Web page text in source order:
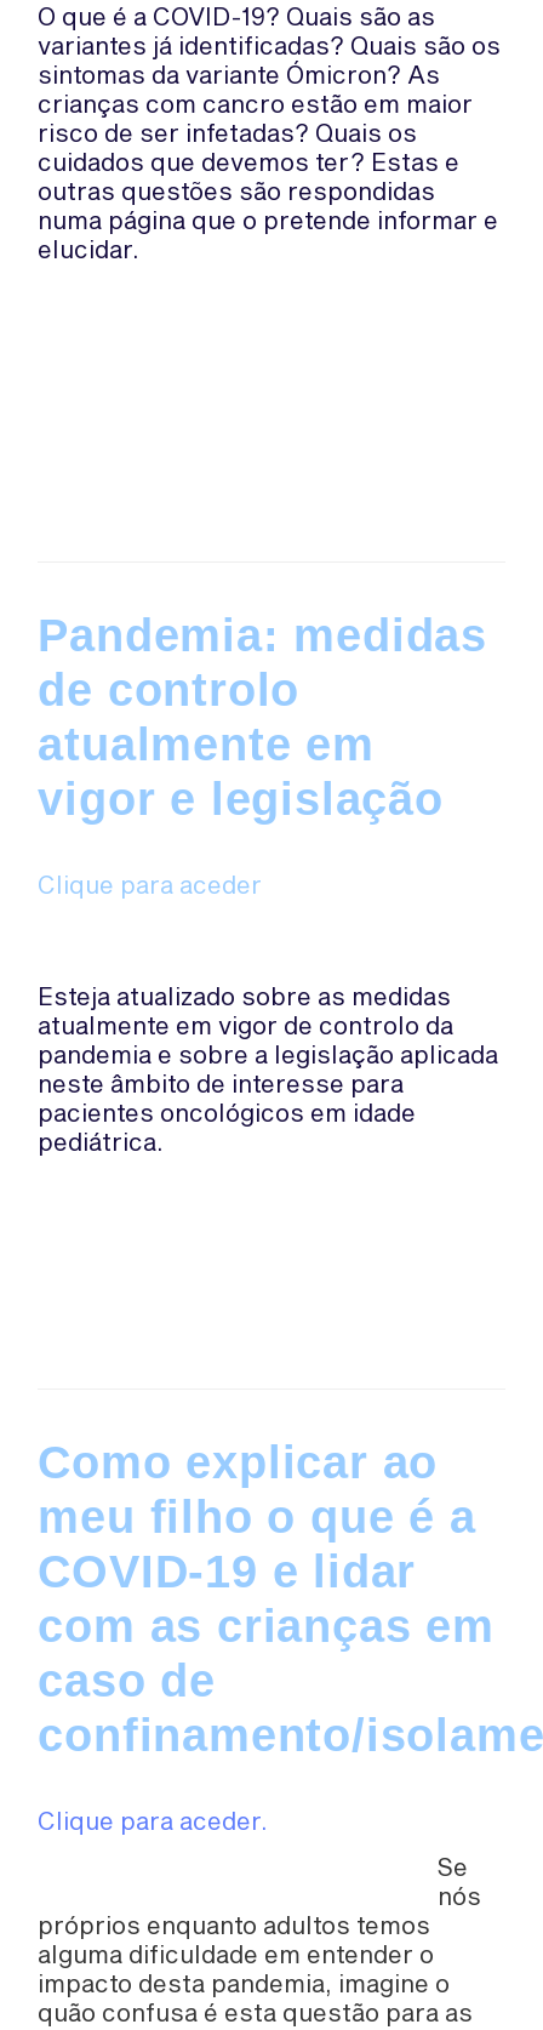
O que é a COVID-19? Quais são as
variantes já identificadas? Quais são os
sintomas da variante Ómicron? As
crianças com cancro estão em maior
risco de ser infetadas? Quais os
cuidados que devemos ter? Estas e
outras questões são respondidas
numa página que o pretende informar e
elucidar.
Pandemia: medidas
de controlo
atualmente em
vigor e legislação
Clique para aceder
Esteja atualizado sobre as medidas
atualmente em vigor de controlo da
pandemia e sobre a legislação aplicada
neste âmbito de interesse para
pacientes oncológicos em idade
pediátrica.
Como explicar ao
meu filho o que é a
COVID-19 e lidar
com as crianças em
caso de
confinamento/
Clique para aceder.
Se
nós
próprios enquanto adultos temos
alguma dificuldade em entender o
impacto desta pandemia, imagine o
quão confusa é esta questão para as